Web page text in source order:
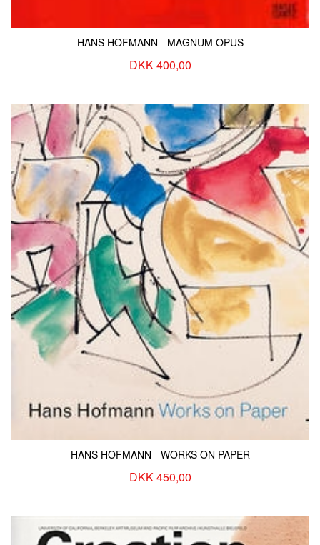
HANS HOFMANN - MAGNUM OPUS
DKK 400,00
HANS HOFMANN - WORKS ON PAPER
DKK 450,00